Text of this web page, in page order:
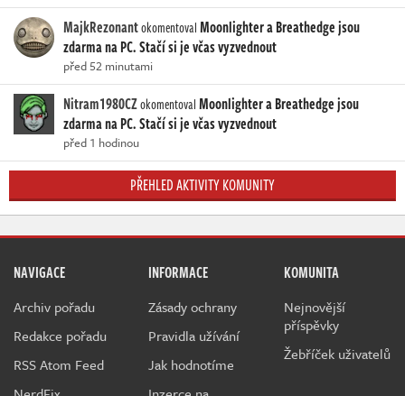
MajkRezonantokomentovalMoonlighter a Breathedge jsou
zdarma na PC. Stačí si je včas vyzvednout
před 52 minutami
Nitram1980CZokomentovalMoonlighter a Breathedge jsou
zdarma na PC. Stačí si je včas vyzvednout
před 1 hodinou
PŘEHLED AKTIVITY KOMUNITY
NAVIGACE
Archiv pořadu
Redakce pořadu
RSS Atom Feed
INFORMACE
Zásady ochrany
Pravidla užívání
Jak hodnotíme
KOMUNITA
Nejnovější
příspěvky
Žebříček uživatelů